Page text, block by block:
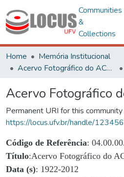
Communities
&
Collections
Home
Memória Institucional
Acervo Fotográfico do ACH-UFV
Acervo Fotográfico
Permanent URI for this community
https://locus.ufv.br/handle/
Código de Referência:
Título:Acervo Fotográfico do
Data (s): 1922-2012